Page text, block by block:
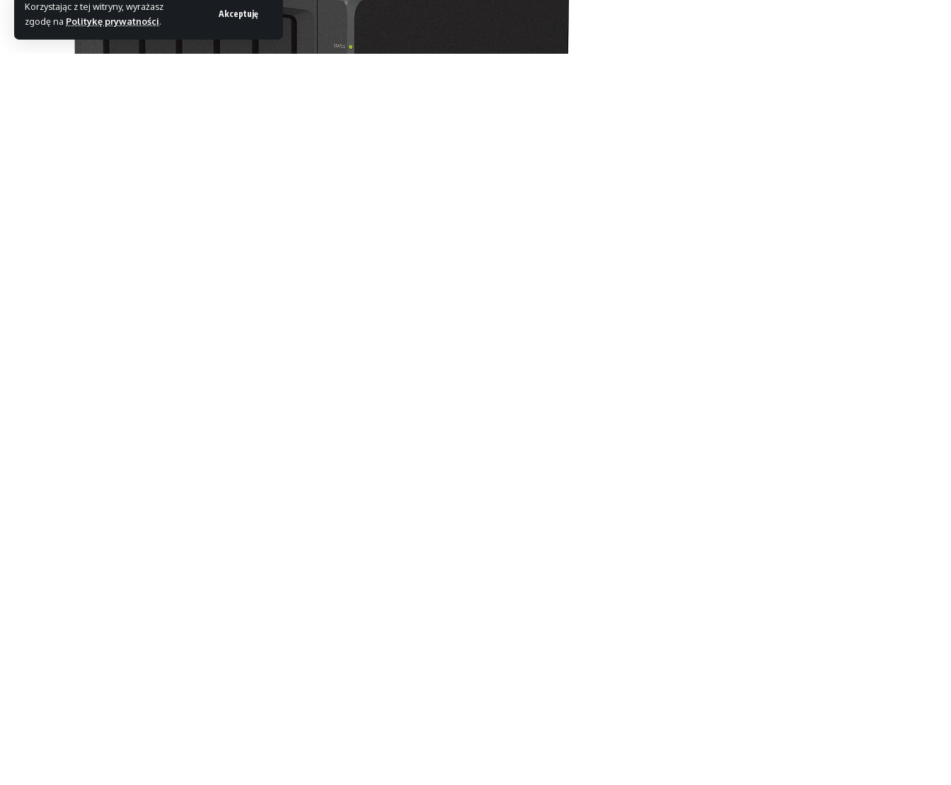
Korzystając z tej witryny, wyrażasz
zgodę na Politykę prywatności.
Akceptuję